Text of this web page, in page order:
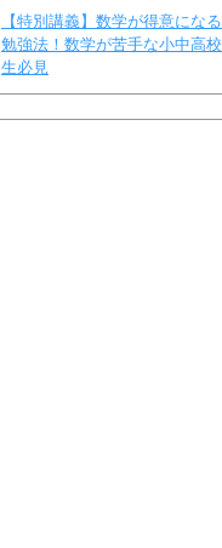
【特別講義】数学が得意になる
勉強法！数学が苦手な小中高校
生必見